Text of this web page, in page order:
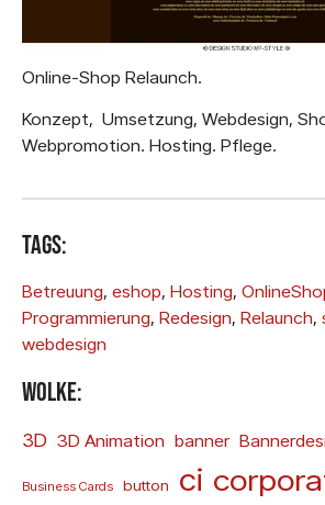
Online-Shop Relaunch.
Konzept, Umsetzung, Webdesign,
Webpromotion. Hosting. Pflege.
Tags:
Betreuung, eshop, Hosting,
Programmierung, Redesign, Relaunch,
webdesign
Wolke:
3D 3D Animation banner
Business Cards button ci